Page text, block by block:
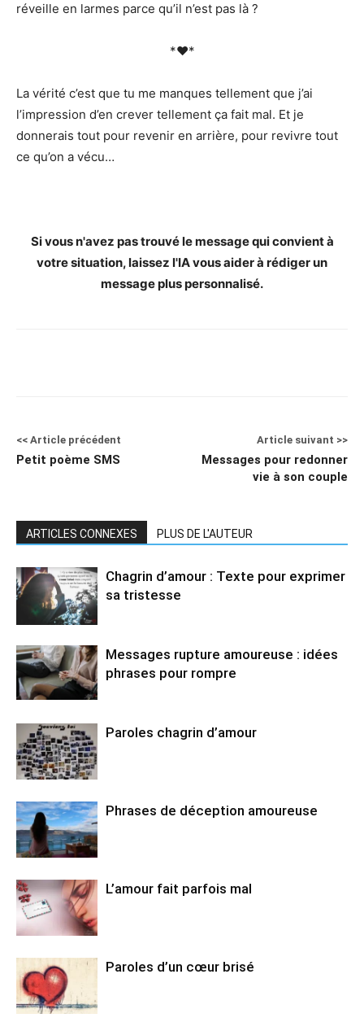
réveille en larmes parce qu’il n’est pas là ?
*♥*
La vérité c’est que tu me manques tellement que j’ai
l’impression d’en crever tellement ça fait mal. Et je
donnerais tout pour revenir en arrière, pour revivre tout
ce qu’on a vécu…
Si vous n'avez pas trouvé le message qui convient à
votre situation, laissez l'IA vous aider à rédiger un
message plus personnalisé.
<< Article précédent
Petit poème SMS
Article suivant >>
Messages pour redonner
vie à son couple
ARTICLES CONNEXES PLUS DE L'AUTEUR
Chagrin d’amour : Texte pour exprimer
sa tristesse
Messages rupture amoureuse : idées
phrases pour rompre
Paroles chagrin d’amour
Phrases de déception amoureuse
L’amour fait parfois mal
Paroles d’un cœur brisé